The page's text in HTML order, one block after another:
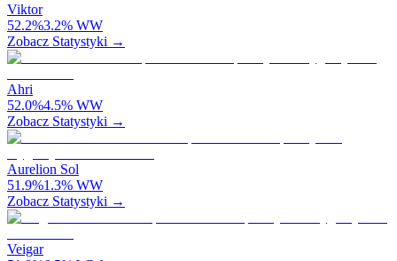
Viktor
52.2%3.2% WW
Zobacz Statystyki →
Ahri
52.0%4.5% WW
Zobacz Statystyki →
Aurelion Sol
51.9%1.3% WW
Zobacz Statystyki →
Veigar